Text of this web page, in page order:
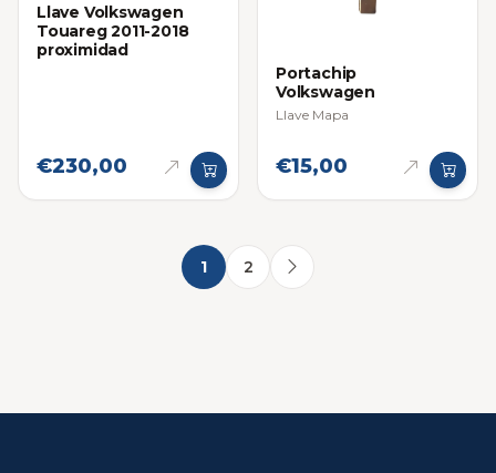
Llave Volkswagen
Touareg 2011-2018
proximidad
€230,00
Portachip
Volkswagen
Llave Mapa
€15,00
1 2